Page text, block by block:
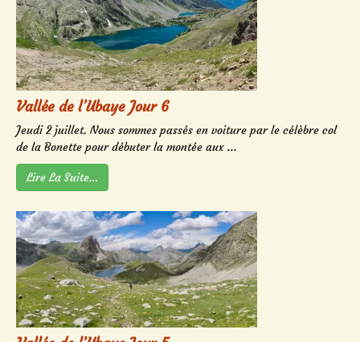
Vallée de l’Ubaye Jour 6
Jeudi 2 juillet. Nous sommes passés en voiture par le célèbre col
de la Bonette pour débuter la montée aux ...
Lire La Suite…